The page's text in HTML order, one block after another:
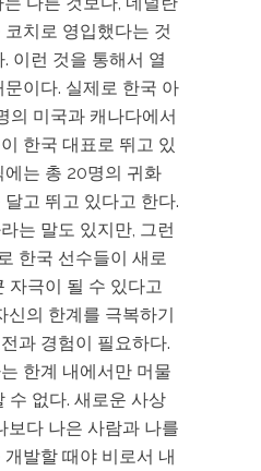
치로 영입했다는 것
이런 것을 통해서 열
이다. 실제로 한국 아
의 미국과 캐나다에서
한국 대표로 뛰고 있
는 총 20명의 귀화
고 뛰고 있다고 한다.
는 말도 있지만, 그런
한국 선수들이 새로
자극이 될 수 있다고
신의 한계를 극복하기
과 경험이 필요하다.
한계 내에서만 머물
수 없다. 새로운 사상
보다 나은 사람과 나를
발할 때야 비로서 내